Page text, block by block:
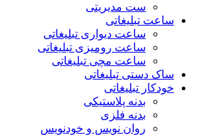
ست مدیریتی
ساعت تبلیغاتی
ساعت دیواری تبلیغاتی
ساعت رومیزی تبلیغاتی
ساعت مچی تبلیغاتی
ساک دستی تبلیغاتی
خودکار تبلیغاتی
بدنه پلاستیکی
بدنه فلزی
روان نویس و خودنویس